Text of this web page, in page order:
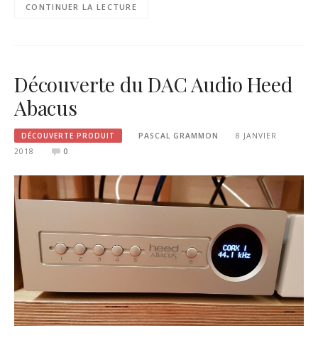
CONTINUER LA LECTURE
Découverte du DAC Audio Heed
Abacus
DÉCOUVERTE PRODUIT PASCAL GRAMMON
8 JANVIER
2018
0